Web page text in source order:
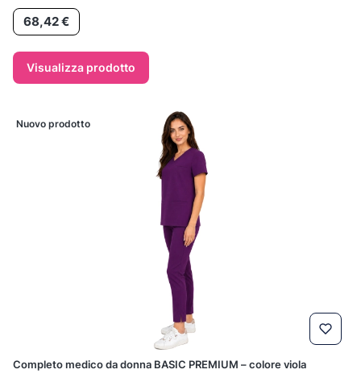
Prezzo
68,42 €
Visualizza prodotto
Nuovo prodotto
Completo medico da donna BASIC PREMIUM – colore viola